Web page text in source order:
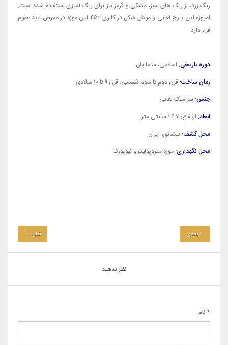
رنگ زرد، از رنگ های سبز، مشکی و قرمز نیز برای رنگ آمیزی استفاده شده است.
امروزه این پارچ لعابی و موش شکل در گالری ۴۵۲ این موزه در معرض دید عموم
قرار دارد.
دوره تاریخی: اسلامی، سامانیان
زمان ساخت: قرن دوم تا سوم شمسی، قرن ۹ تا ۱۰ میلادی
جنس: سرامیک لعابی
ابعاد: ارتفاع: ۲۶.۷ سانتی متر
محل کشف: نیشابور، ایران
محل نگهداری: موزه متروپولیتن، نیویورک
بعدی قبلی
نظر بدهید
* نام